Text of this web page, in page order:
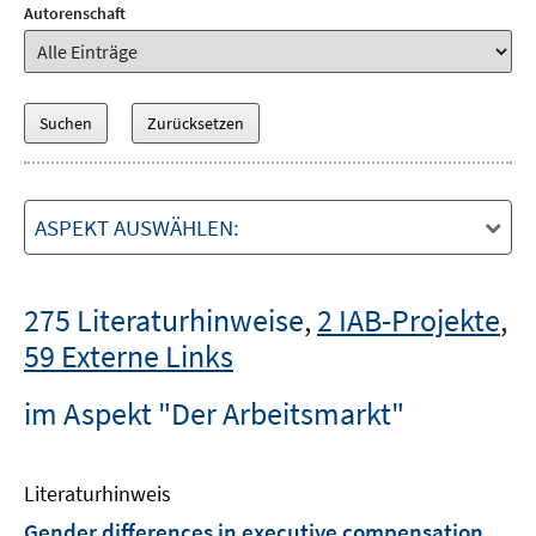
Autorenschaft
ASPEKT AUSWÄHLEN:
275 Literaturhinweise,2 IAB-Projekte,
59 Externe Links
im Aspekt "Der Arbeitsmarkt"
Literaturhinweis